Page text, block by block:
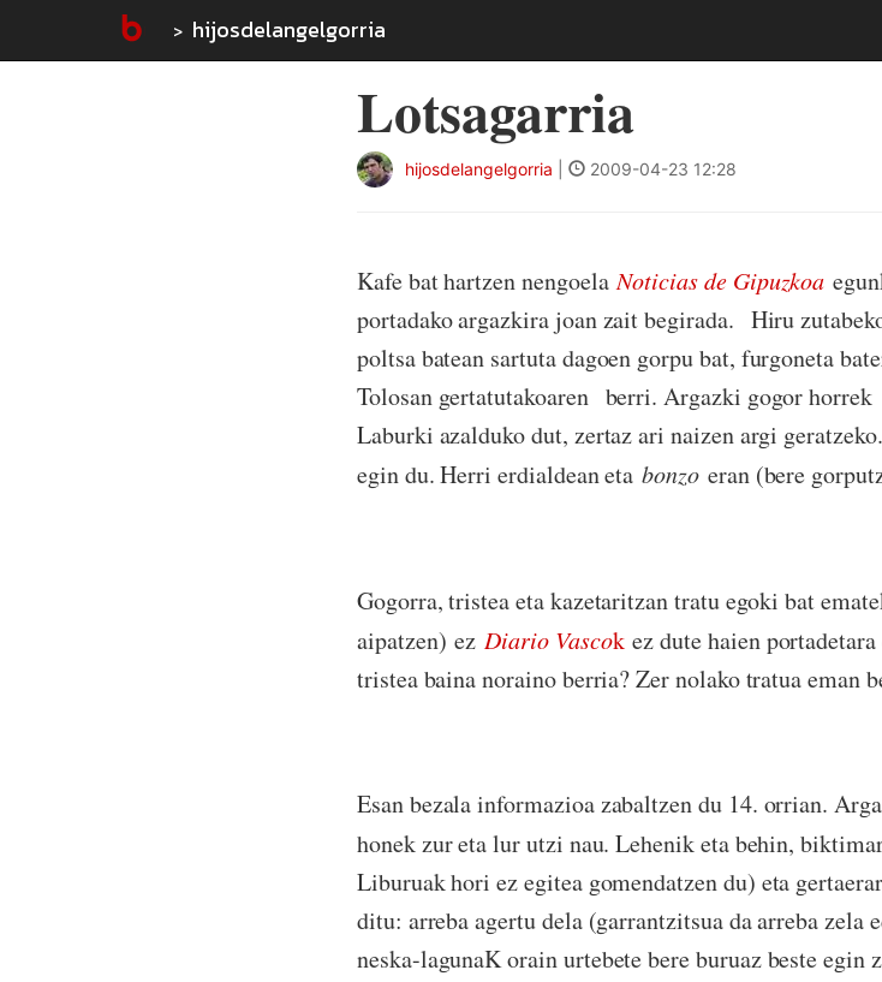
hijosdelangelgorria
Lotsagarria
hijosdelangelgorria 2009-04-23 12:28
Kafe bat hartzen nengoela Noticias de Gipuzkoa
portadako argazkira joan zait begirada. Hiru
poltsa batean sartuta dagoen gorpu bat, furgoneta
Tolosan gertatutakoaren berri. Argazki gogor horrek
Laburki azalduko dut, zertaz ari naizen argi
egin du. Herri erdialdean eta bonzo eran (bere
Gogorra, tristea eta kazetaritzan tratu egoki bat
aipatzen) ez Diario Vascok ez dute haien
tristea baina noraino berria? Zer nolako tratua eman
Esan bezala informazioa zabaltzen du 14. orrian.
honek zur eta lur utzi nau. Lehenik eta behin,
Liburuak hori ez egitea gomendatzen du) eta
ditu: arreba agertu dela (garrantzitsua da arreba zela
neska-lagunaK orain urtebete bere buruaz beste egin